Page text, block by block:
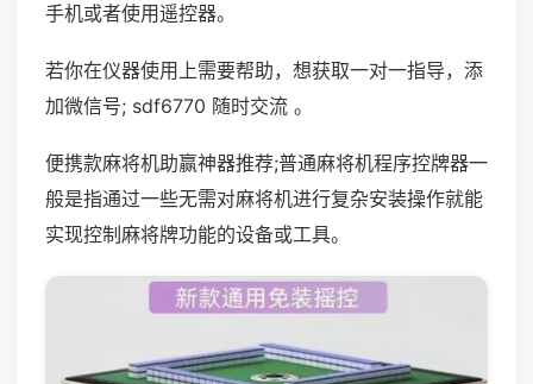
手机或者使用遥控器。
若你在仪器使用上需要帮助，想获取一对一指导，添
加微信号; sdf6770 随时交流 。
便携款麻将机助赢神器推荐;普通麻将机程序控牌器一
般是指通过一些无需对麻将机进行复杂安装操作就能
实现控制麻将牌功能的设备或工具。